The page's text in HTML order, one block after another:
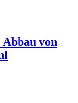
von